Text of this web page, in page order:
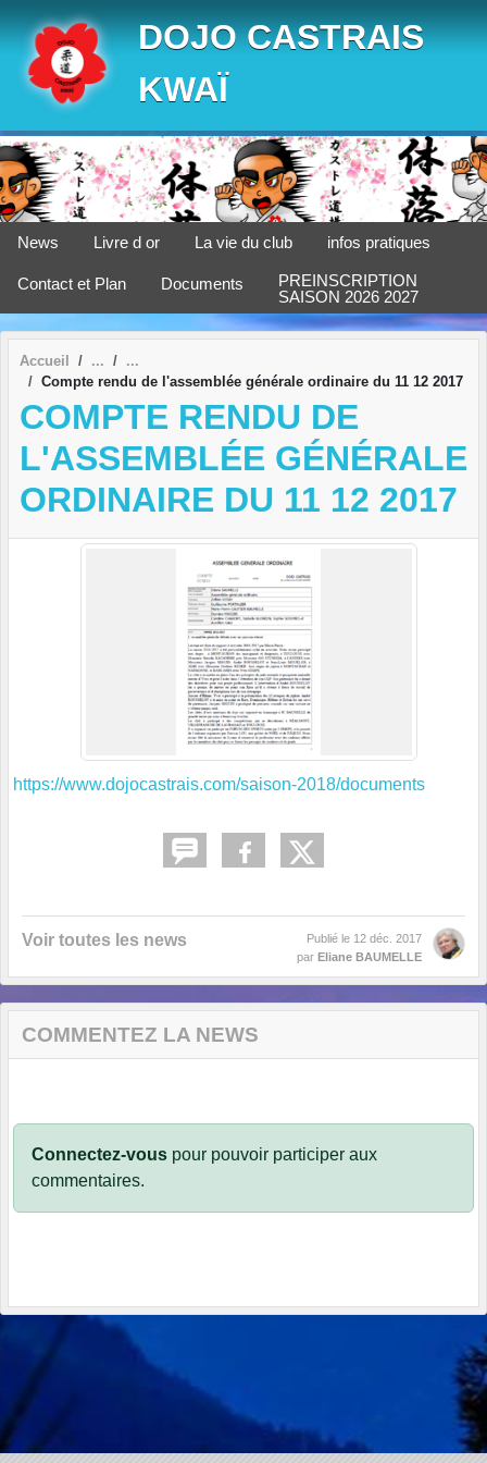
DOJO CASTRAIS
KWAÏ
News Livre d or La vie du club infos pratiques
Contact et Plan Documents
PREINSCRIPTION
SAISON 2026 2027
Accueil
Compte rendu de l'assemblée générale ordinaire du 11 12 2017
COMPTE RENDU DE
L'ASSEMBLÉE GÉNÉRALE
ORDINAIRE DU 11 12 2017
https://www.dojocastrais.com/saison-2018/documents
Voir toutes les news Publié le 12 déc. 2017
par Eliane BAUMELLE
COMMENTEZ LA NEWS
Connectez-vous pour pouvoir participer aux
commentaires.
Panneau de gestion des cookies